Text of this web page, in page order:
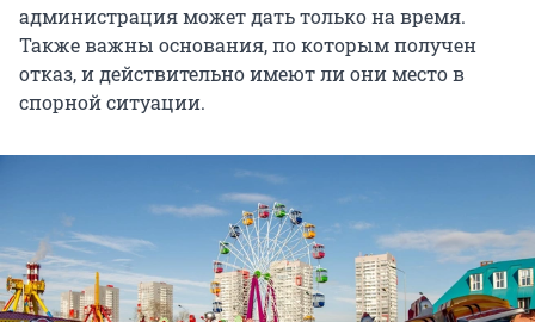
администрация может дать только на время.
Также важны основания, по которым получен
отказ, и действительно имеют ли они место в
спорной ситуации.